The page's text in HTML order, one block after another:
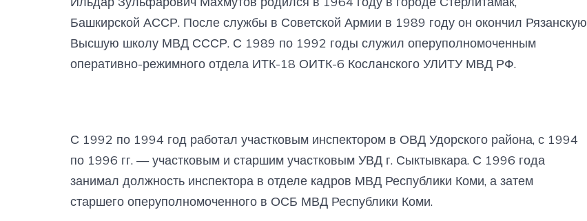
Башкирской АССР. После службы в Советской Армии в 1989 году он окончил Рязанскую
Высшую школу МВД СССР. С 1989 по 1992 годы служил оперуполномоченным
оперативно-режимного отдела ИТК-18 ОИТК-6 Косланского УЛИТУ МВД РФ.
С 1992 по 1994 год работал участковым инспектором в ОВД Удорского района, с 1994
по 1996 гг. — участковым и старшим участковым УВД г. Сыктывкара. С 1996 года
занимал должность инспектора в отделе кадров МВД Республики Коми, а затем
старшего оперуполномоченного в ОСБ МВД Республики Коми.